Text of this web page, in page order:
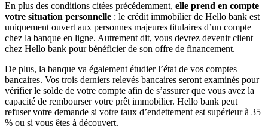
En plus des conditions citées précédemment, elle prend en compte
votre situation personnelle : le crédit immobilier de Hello bank est
uniquement ouvert aux personnes majeures titulaires d’un compte
chez la banque en ligne. Autrement dit, vous devrez devenir client
chez Hello bank pour bénéficier de son offre de financement.
De plus, la banque va également étudier l’état de vos comptes
bancaires. Vos trois derniers relevés bancaires seront examinés pour
vérifier le solde de votre compte afin de s’assurer que vous avez la
capacité de rembourser votre prêt immobilier. Hello bank peut
refuser votre demande si votre taux d’endettement est supérieur à 35
% ou si vous êtes à découvert.